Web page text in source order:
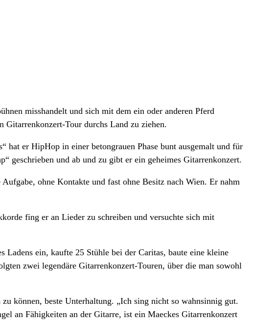
misshandelt und sich mit dem ein oder anderen Pferd
Gitarrenkonzert-Tour durchs Land zu ziehen.
hat er HipHop in einer betongrauen Phase bunt ausgemalt und für
geschrieben und ab und zu gibt er ein geheimes Gitarrenkonzert.
ohne Kontakte und fast ohne Besitz nach Wien. Er nahm
fing er an Lieder zu schreiben und versuchte sich mit
ein, kaufte 25 Stühle bei der Caritas, baute eine kleine
zwei legendäre Gitarrenkonzert-Touren, über die man sowohl
können, beste Unterhaltung. „Ich sing nicht so wahnsinnig gut.
an Fähigkeiten an der Gitarre, ist ein Maeckes Gitarrenkonzert